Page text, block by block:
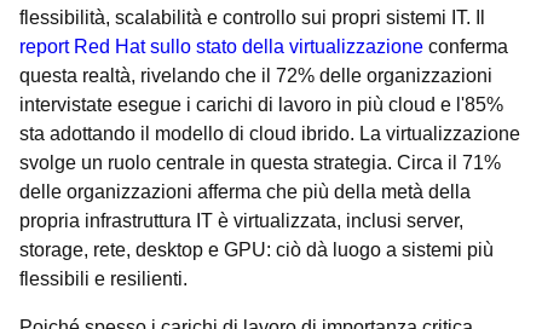
flessibilità, scalabilità e controllo sui propri sistemi IT. Il
report Red Hat sullo stato della virtualizzazione conferma
questa realtà, rivelando che il 72% delle organizzazioni
intervistate esegue i carichi di lavoro in più cloud e l'85%
sta adottando il modello di cloud ibrido. La virtualizzazione
svolge un ruolo centrale in questa strategia. Circa il 71%
delle organizzazioni afferma che più della metà della
propria infrastruttura IT è virtualizzata, inclusi server,
storage, rete, desktop e GPU: ciò dà luogo a sistemi più
flessibili e resilienti.